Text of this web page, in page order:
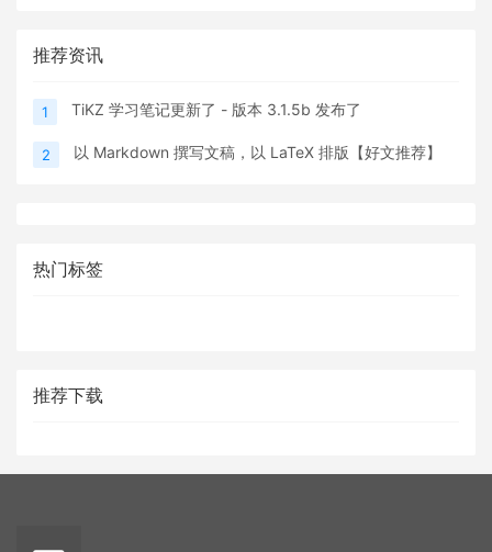
推荐资讯
1 TiKZ 学习笔记更新了 - 版本 3.1.5b 发布了
2 以 Markdown 撰写文稿，以 LaTeX 排版【好文推荐】
热门标签
推荐下载